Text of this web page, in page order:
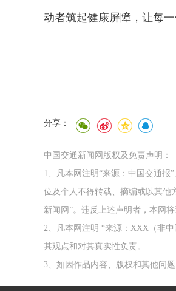
动者筑起健康屏障，让每
分享：
中国交通新闻网版权及免责声明：
1、凡本网注明“来源：中国交通报
位及个人不得转载、摘编或以其他
新闻网”。违反上述声明者，本网将
2、凡本网注明 “来源：XXX（非
其观点和对其真实性负责。
3、如因作品内容、版权和其他问